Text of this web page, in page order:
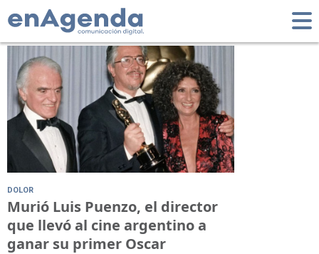
Tag: Premio Oscar
DOLOR
Murió Luis Puenzo, el director
que llevó al cine argentino a
ganar su primer Oscar